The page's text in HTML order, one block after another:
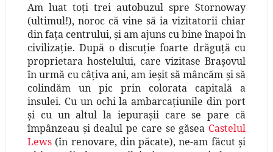
Am luat toţi trei autobuzul spre Stornoway
(ultimul!), noroc că vine să ia vizitatorii chiar
din faţa centrului, şi am ajuns cu bine înapoi în
civilizaţie. După o discuţie foarte drăguţă cu
proprietara hostelului, care vizitase Braşovul
în urmă cu câţiva ani, am ieşit să mâncăm şi să
colindăm un pic prin colorata capitală a
insulei. Cu un ochi la ambarcaţiunile din port
şi cu un altul la iepuraşii care se pare că
împânzeau şi dealul pe care se găsea Castelul
Lews(în renovare, din păcate), ne-am făcut şi